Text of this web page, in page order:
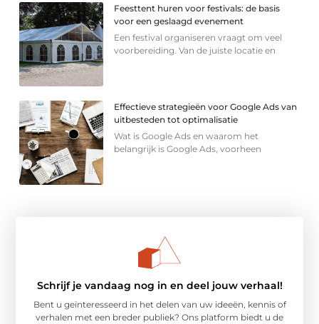
Feesttent huren voor festivals: de basis
voor een geslaagd evenement
Een festival organiseren vraagt om veel
voorbereiding. Van de juiste locatie en
Effectieve strategieën voor Google Ads van
uitbesteden tot optimalisatie
Wat is Google Ads en waarom het
belangrijk is Google Ads, voorheen
Schrijf je vandaag nog in en deel jouw verhaal!
Bent u geïnteresseerd in het delen van uw ideeën, kennis of
verhalen met een breder publiek? Ons platform biedt u de